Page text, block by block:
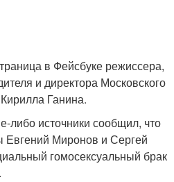
в Фейсбуке режиссера,
и директора Московского
Ганина.
либо источники сообщил, что
Евгений Миронов и Сергей
гомосексуальный брак